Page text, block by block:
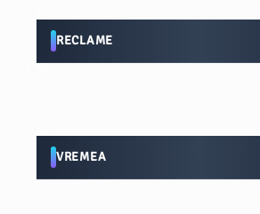
RECLAME
VREMEA